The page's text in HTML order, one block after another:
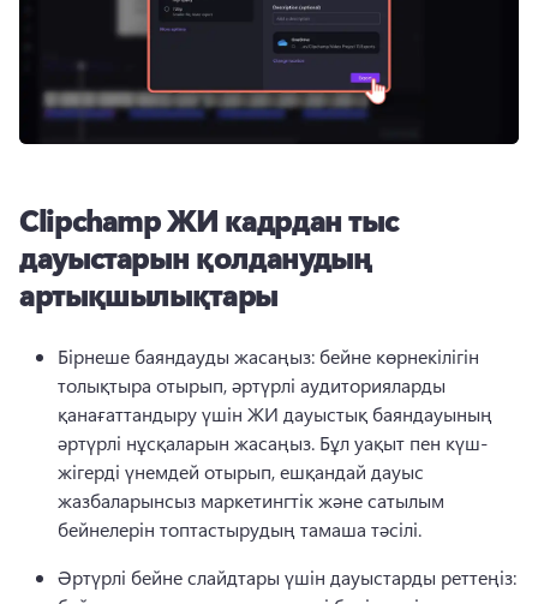
Clipchamp ЖИ кадрдан тыс
дауыстарын қолданудың
артықшылықтары
Бірнеше баяндауды жасаңыз: бейне көрнекілігін
толықтыра отырып, әртүрлі аудиторияларды
қанағаттандыру үшін ЖИ дауыстық баяндауының
әртүрлі нұсқаларын жасаңыз. Бұл уақыт пен күш-
жігерді үнемдей отырып, ешқандай дауыс
жазбаларынсыз маркетингтік және сатылым
бейнелерін топтастырудың тамаша тәсілі.
Әртүрлі бейне слайдтары үшін дауыстарды реттеңіз: